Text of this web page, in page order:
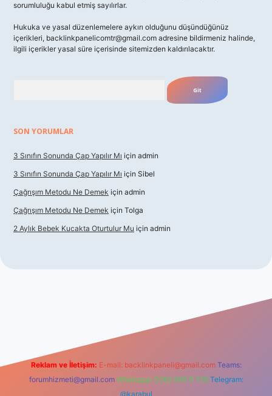
sorumluluğu kabul etmiş sayılırlar.
Hukuka ve yasal düzenlemelere aykırı olduğunu düşündüğünüz
içerikleri, backlinkpanelicomtr@gmail.com adresine bildirmeniz halinde,
ilgili içerikler yasal süre içerisinde sitemizden kaldırılacaktır.
SON YORUMLAR
3 Sınıfın Sonunda Çap Yapılır Mı için admin
3 Sınıfın Sonunda Çap Yapılır Mı için Sibel
Çağrışım Metodu Ne Demek için admin
Çağrışım Metodu Ne Demek için Tolga
2 Aylık Bebek Kucakta Oturtulur Mu için admin
Reklam ve İletişim: E-mail: backlinkpaneli@gmail.com Teams:
forumhizmeti@gmail.com Whatsapp: 0262 606 0 726 Telegram:
@karabul